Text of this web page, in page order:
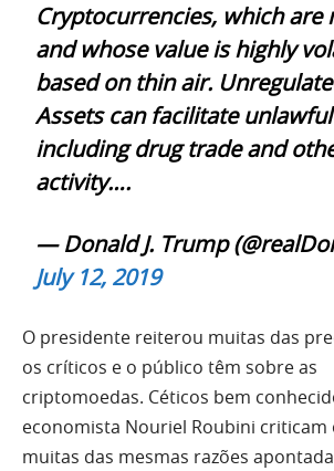
Cryptocurrencies, which are
and whose value is highly
based on thin air.
Assets can facilitate
including drug trade and
activity….
— Donald J. Trump
July 12, 2019
O presidente reiterou muitas das
os críticos e o público têm sobre as
criptomoedas. Céticos bem
economista Nouriel Roubini criticam
muitas das mesmas razões